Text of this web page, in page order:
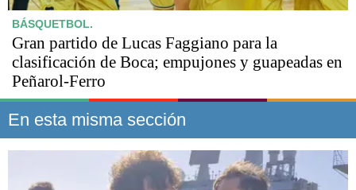
BÁSQUETBOL.
Gran partido de Lucas Faggiano para la
clasificación de Boca; empujones y guapeadas en
Peñarol-Ferro
En esta misma sección